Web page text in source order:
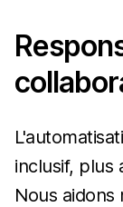
inclusif, plus
Nous